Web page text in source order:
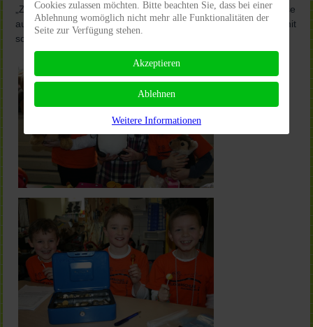
„Zweite Kasse bitte, Herr Dreyer, wir müssen eine zweite Kasse
aufmachen", rief die Klassenlehrerin durch den Raum, denn mit
solch einem Ansturm hatte sie nicht gerechnet.
Cookies zulassen möchten. Bitte beachten Sie, dass bei einer
Ablehnung womöglich nicht mehr alle Funktionalitäten der
Seite zur Verfügung stehen.
Akzeptieren
Ablehnen
Weitere Informationen